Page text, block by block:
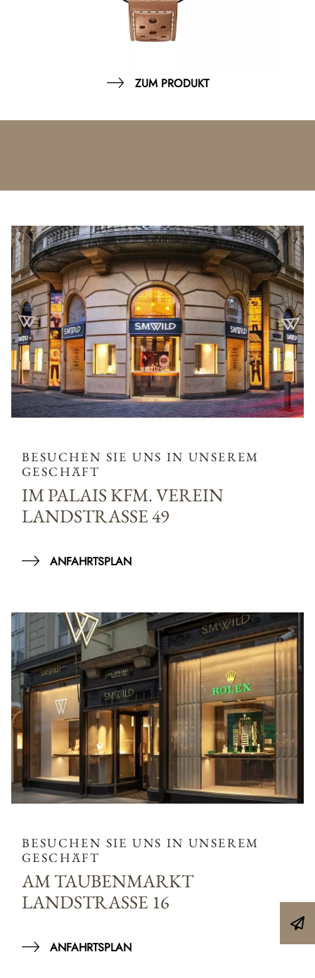
ZUM PRODUKT
BESUCHEN SIE UNS IN UNSEREM
GESCHÄFT
IM PALAIS KFM. VEREIN
LANDSTRASSE 49
ANFAHRTSPLAN
BESUCHEN SIE UNS IN UNSEREM
GESCHÄFT
AM TAUBENMARKT
LANDSTRASSE 16
ANFAHRTSPLAN